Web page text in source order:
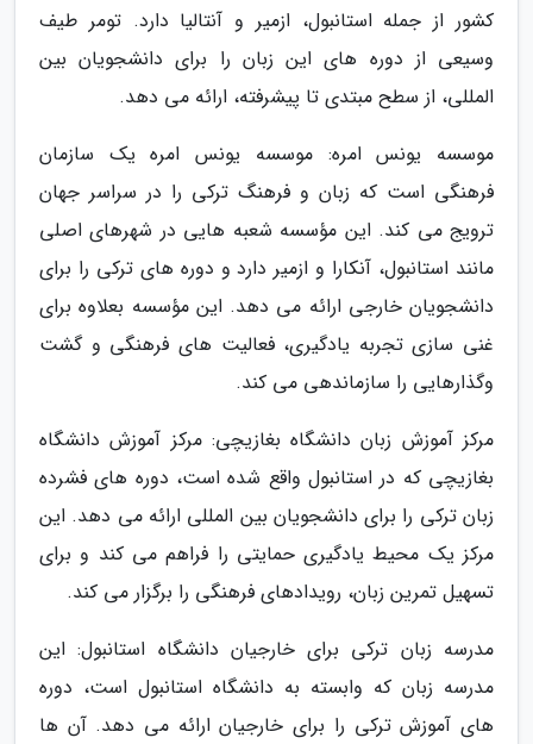
کشور از جمله استانبول، ازمیر و آنتالیا دارد. تومر طیف
وسیعی از دوره های این زبان را برای دانشجویان بین
المللی، از سطح مبتدی تا پیشرفته، ارائه می دهد.
موسسه یونس امره: موسسه یونس امره یک سازمان
فرهنگی است که زبان و فرهنگ ترکی را در سراسر جهان
ترویج می کند. این مؤسسه شعبه هایی در شهرهای اصلی
مانند استانبول، آنکارا و ازمیر دارد و دوره های ترکی را برای
دانشجویان خارجی ارائه می دهد. این مؤسسه بعلاوه برای
غنی سازی تجربه یادگیری، فعالیت های فرهنگی و گشت
وگذارهایی را سازماندهی می کند.
مرکز آموزش زبان دانشگاه بغازیچی: مرکز آموزش دانشگاه
بغازیچی که در استانبول واقع شده است، دوره های فشرده
زبان ترکی را برای دانشجویان بین المللی ارائه می دهد. این
مرکز یک محیط یادگیری حمایتی را فراهم می کند و برای
تسهیل تمرین زبان، رویدادهای فرهنگی را برگزار می کند.
مدرسه زبان ترکی برای خارجیان دانشگاه استانبول: این
مدرسه زبان که وابسته به دانشگاه استانبول است، دوره
های آموزش ترکی را برای خارجیان ارائه می دهد. آن ها